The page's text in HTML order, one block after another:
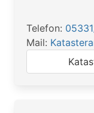
Telefon:
Mail: